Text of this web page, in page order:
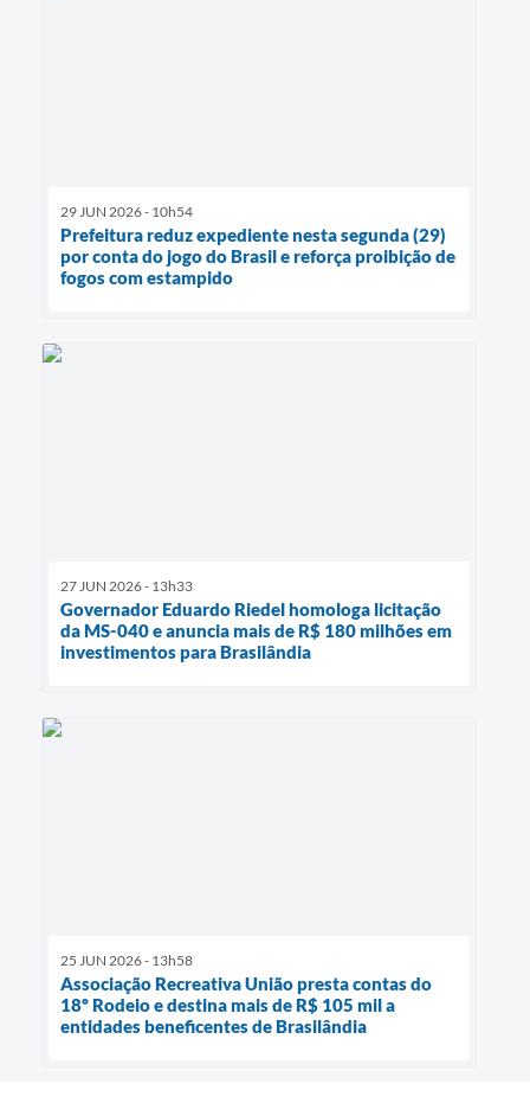
29 JUN 2026 - 10h54
Prefeitura reduz expediente nesta segunda (29)
por conta do jogo do Brasil e reforça proibição de
fogos com estampido
27 JUN 2026 - 13h33
Governador Eduardo Riedel homologa licitação
da MS-040 e anuncia mais de R$ 180 milhões em
investimentos para Brasilândia
25 JUN 2026 - 13h58
Associação Recreativa União presta contas do
18º Rodeio e destina mais de R$ 105 mil a
entidades beneficentes de Brasilândia